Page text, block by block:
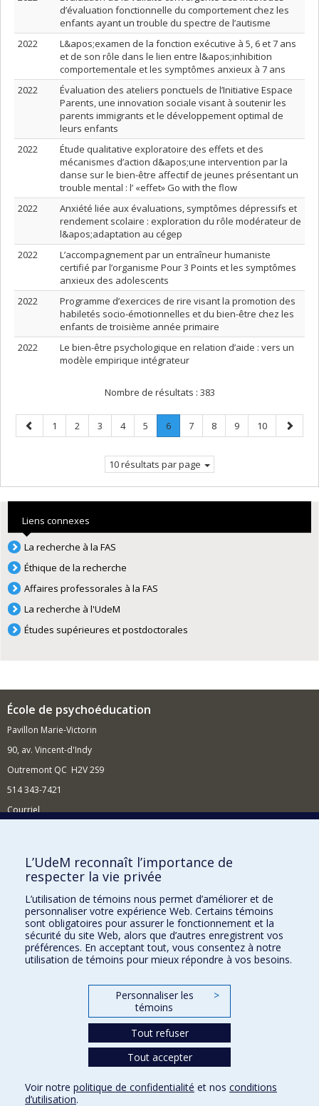
d’évaluation fonctionnelle du comportement chez les
enfants ayant un trouble du spectre de l’autisme
2022
L&apos;examen de la fonction exécutive à 5, 6 et 7 ans
et de son rôle dans le lien entre l&apos;inhibition
comportementale et les symptômes anxieux à 7 ans
2022
Évaluation des ateliers ponctuels de l’Initiative Espace
Parents, une innovation sociale visant à soutenir les
parents immigrants et le développement optimal de
leurs enfants
2022
Étude qualitative exploratoire des effets et des
mécanismes d’action d&apos;une intervention par la
danse sur le bien-être affectif de jeunes présentant un
trouble mental : l’ «effet» Go with the flow
2022
Anxiété liée aux évaluations, symptômes dépressifs et
rendement scolaire : exploration du rôle modérateur de
l&apos;adaptation au cégep
2022
L’accompagnement par un entraîneur humaniste
certifié par l’organisme Pour 3 Points et les symptômes
anxieux des adolescents
2022
Programme d’exercices de rire visant la promotion des
habiletés socio-émotionnelles et du bien-être chez les
enfants de troisième année primaire
2022
Le bien-être psychologique en relation d’aide : vers un
modèle empirique intégrateur
Nombre de résultats : 383
Page
précédente
Page
1 Page
2 Page
3 Page
4 Page
5 Page
6.
Page
Page
7 Page
8 Page
9 Page
10
Page
10 résultats par page
Liens connexes
La recherche à la FAS
Éthique de la recherche
Affaires professorales à la FAS
La recherche à l'UdeM
Études supérieures et postdoctorales
École de psychoéducation
Pavillon Marie-Victorin
90, av. Vincent-d'Indy
Outremont QC H2V 2S9
514 343-7421
Courriel
Comment soutenir l'École?
BESOIN D'AIDE?
Plan du site
Signaler une erreur
Accessibilité
FACULTÉ DES ARTS ET DES SCIENCES
Nos départements et écoles
Conditions d’utilisation
L’UdeM reconnaît l’importance de
respecter la vie privée
L’utilisation de témoins nous permet d’améliorer et de
personnaliser votre expérience Web. Certains témoins
sont obligatoires pour assurer le fonctionnement et la
sécurité du site Web, alors que d’autres enregistrent vos
préférences. En acceptant tout, vous consentez à notre
utilisation de témoins pour mieux répondre à vos besoins.
Personnaliser les
témoins
>
Tout refuser
Tout accepter
Voir notre politique de confidentialité et nos conditions
d’utilisation.